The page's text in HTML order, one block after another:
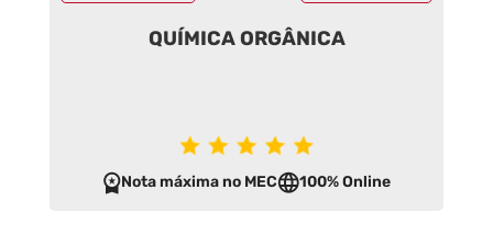
QUÍMICA ORGÂNICA
Nota máxima no MEC 100% Online